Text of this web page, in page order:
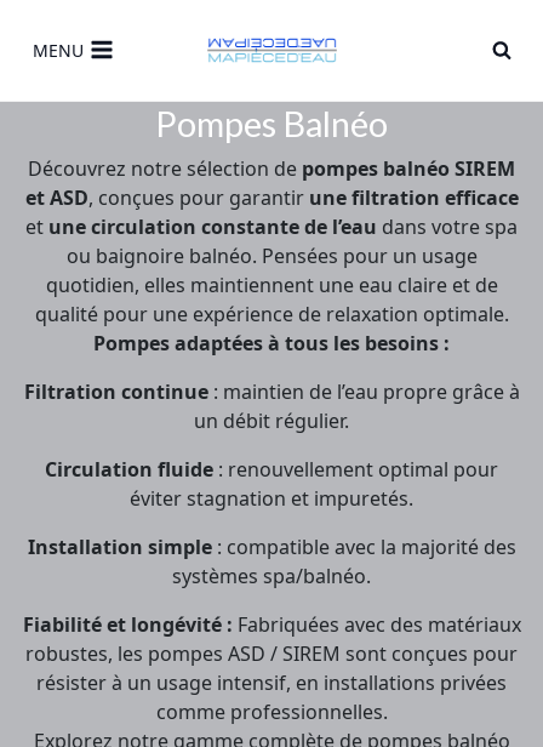
MENU
Pompes Balnéo
Découvrez notre sélection de pompes balnéo SIREM
et ASD, conçues pour garantir une filtration efficace
et une circulation constante de l’eau dans votre spa
ou baignoire balnéo. Pensées pour un usage
quotidien, elles maintiennent une eau claire et de
qualité pour une expérience de relaxation optimale.
Pompes adaptées à tous les besoins :
Filtration continue: maintien de l’eau propre grâce à
un débit régulier.
Circulation fluide : renouvellement optimal pour
éviter stagnation et impuretés.
Installation simple: compatible avec la majorité des
systèmes spa/balnéo.
Fiabilité et longévité : Fabriquées avec des matériaux
robustes, les pompes ASD / SIREM sont conçues pour
résister à un usage intensif, en installations privées
comme professionnelles.
Explorez notre gamme complète de pompes balnéo